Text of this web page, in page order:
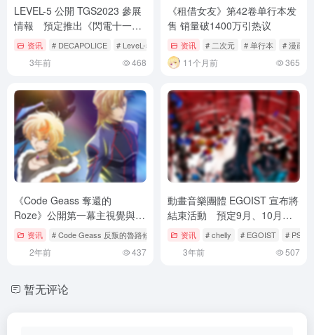
LEVEL-5 公開 TGS2023 參展
情報 預定推出《閃電十一
人》等三款新作遊戲試玩
资讯 # DECAPOLICE # LeveL-5 # TGS2023
3年前 468
《租借女友》第42卷单行本发
售 销量破1400万引热议
资讯 # 二次元 # 单行本 # 漫画
11个月前 365
《Code Geass 奪還的
Roze》公開第一幕主視覺與新
角色、Knightmare Frame介
紹！
资讯 # Code Geass 反叛的魯路修 # コードギアス # コードギアス 奪還のロゼ
2年前 437
動畫音樂團體 EGOIST 宣布將
結束活動 預定9月、10月舉
辦最後的演唱會
资讯 # chelly # EGOIST #
3年前 507
暂无评论